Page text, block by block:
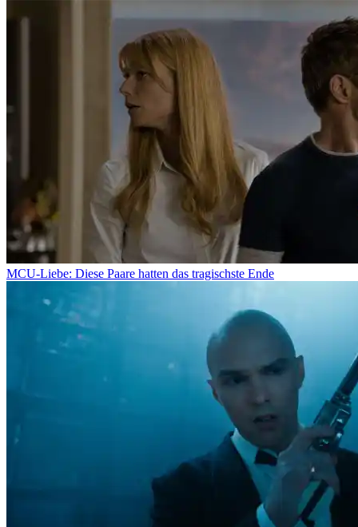
MCU-Liebe: Diese Paare hatten das tragischste Ende